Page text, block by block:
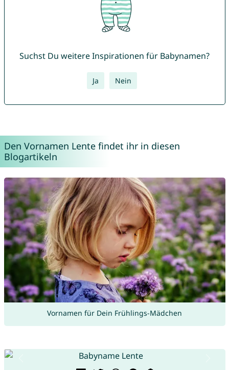
Suchst Du weitere Inspirationen für Babynamen?
Ja Nein
Den Vornamen Lente findet ihr in diesen
Blogartikeln
Vornamen für Dein Frühlings-Mädchen